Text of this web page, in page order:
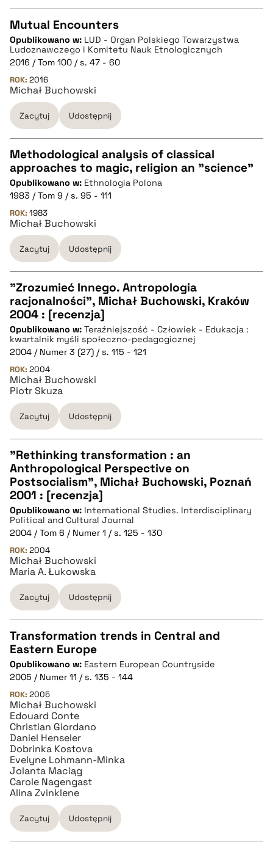
pobierz cytat
CZYSTY TEKST
pobierz cytat
BIBTEX
pobierz cytat
Mutual Encounters
Opublikowano w: LUD - Organ Polskiego Towarzystwa
Ludoznawczego i Komitetu Nauk Etnologicznych
2016 / Tom 100 / s. 47 - 60
ROK: 2016
Michał Buchowski
Zacytuj Udostępnij
CZYSTY TEKST
pobierz cytat
BIBTEX
pobierz cytat
Methodological analysis of classical
approaches to magic, religion an "science"
Opublikowano w: Ethnologia Polona
1983 / Tom 9 / s. 95 - 111
ROK: 1983
Michał Buchowski
Zacytuj Udostępnij
CZYSTY TEKST
pobierz cytat
BIBTEX
pobierz cytat
"Zrozumieć Innego. Antropologia
racjonalności", Michał Buchowski, Kraków
2004 : [recenzja]
Opublikowano w: Teraźniejszość - Człowiek - Edukacja :
kwartalnik myśli społeczno-pedagogicznej
2004 / Numer 3 (27) / s. 115 - 121
ROK: 2004
Michał Buchowski
Piotr Skuza
Zacytuj Udostępnij
CZYSTY TEKST
pobierz cytat
BIBTEX
pobierz cytat
"Rethinking transformation : an
Anthropological Perspective on
Postsocialism", Michał Buchowski, Poznań
2001 : [recenzja]
Opublikowano w: International Studies. Interdisciplinary
Political and Cultural Journal
2004 / Tom 6 / Numer 1 / s. 125 - 130
ROK: 2004
Michał Buchowski
Maria A. Łukowska
Zacytuj Udostępnij
CZYSTY TEKST
pobierz cytat
BIBTEX
pobierz cytat
Transformation trends in Central and
Eastern Europe
Opublikowano w: Eastern European Countryside
2005 / Numer 11 / s. 135 - 144
ROK: 2005
Michał Buchowski
Edouard Conte
Christian Giordano
Daniel Henseler
Dobrinka Kostova
Evelyne Lohmann-Minka
Jolanta Maciąg
Carole Nagengast
Alina Zvinklene
Zacytuj Udostępnij